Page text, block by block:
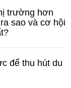
trường hơn
sao và cơ hội
để thu hút du